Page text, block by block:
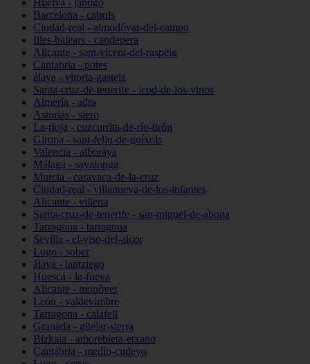
Huelva - jabugo
Barcelona - cabrils
Ciudad-real - almodóvar-del-campo
Illes-balears - capdepera
Alicante - sant-vicent-del-raspeig
Cantabria - potes
álava - vitoria-gasteiz
Santa-cruz-de-tenerife - icod-de-los-vinos
Almería - adra
Asturias - siero
La-rioja - cuzcurrita-de-río-tirón
Girona - sant-feliu-de-guíxols
Valencia - alboraya
Málaga - sayalonga
Murcia - caravaca-de-la-cruz
Ciudad-real - villanueva-de-los-infantes
Alicante - villena
Santa-cruz-de-tenerife - san-miguel-de-abona
Tarragona - tarragona
Sevilla - el-viso-del-alcor
Lugo - sober
álava - lantziego
Huesca - la-fueva
Alicante - monòver
León - valdevimbre
Tarragona - calafell
Granada - güejar-sierra
Bizkaia - amorebieta-etxano
Cantabria - medio-cudeyo